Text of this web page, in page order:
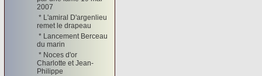
2007
* L'amiral D'argenlieu
remet le drapeau
* Lancement Berceau
du marin
* Noces d'or
Charlotte et Jean-
Philippe